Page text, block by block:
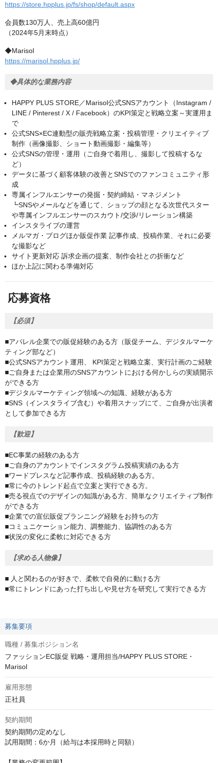
https://store.hpplus.jp/fs/shop/default.aspx
会員数130万人、売上高60億円
（2024年5月末時点）
◆Marisol
https://marisol.hpplus.jp/
◆具体的な業務内容
HAPPY PLUS STORE／Marisol公式SNSアカウント（Instagram /
LINE / Pinterest / X / Facebook）のKPI策定と戦略立案～実運用ま
で
公式SNS×EC連動型の販売戦略立案・投稿管理・クリエイティブ
制作（画像撮影、ショート動画撮影・編集等）
公式SNSの管理・運用（ご自身で着用し、撮影して投稿するな
ど）
データに基づく顧客体験の改善とSNSでのファンコミュニティ形
成
専属インフルエンサーの発掘・契約締結・マネジメント
┗SNSやメールなどを通じて、ショップの顔となる次世代スター
や専属インフルエンサーのスカウト/交渉/リレーション構築
インスタライブの運営
メルマガ・ブログほか販促作業 記事作成、投稿作業、それに必要
な撮影など
サイト更新対応 訴求企画の提案、制作会社との折衝など
ほか上記に関わる準備対応
応募資格
【必須】
■アパレル企業での販促経験のある方（販促チーム、デジタルマーケ
ティング部など）
■公式SNSアカウント運用、 KPI策定と戦略立案、実行計画のご経験
■ご自身または企業用のSNSアカウントにおける何かしらの実績開示
ができる方
■デジタルマーケティング領域への知識、経験がある方
■SNS（インスタライブ含む）や着用スナップにて、ご自身が出演者
として参加できる方
【歓迎】
■EC事業の経験のある方
■ご自身のアカウントでインスタグラム投稿実績のある方
■ワードプレスなど記事作成、投稿経験のある方。
■常に今のトレンド起点で立案と実行できる方。
■売る視点でのデザインの知識がある方、簡単なクリエイティブ制作
ができる方
■企業での宣伝販促プランニング経験をお持ちの方
■コミュニケーション能力、調整能力、協調性のある方
■状況の変化に柔軟に対応できる方
【求める人物像】
■ 人と関わるのが好きで、柔軟で自発的に動ける方
■常にトレンドにあった打ち出しや見せ方を研究して実行できる方
募集要項
職種 / 募集ポジション名
ファッションEC販促 戦略・運用担当/HAPPY PLUS STORE・
Marisol
雇用形態
正社員
契約期間
契約期間の定めなし
試用期間：6か月（給与は本採用時と同額）